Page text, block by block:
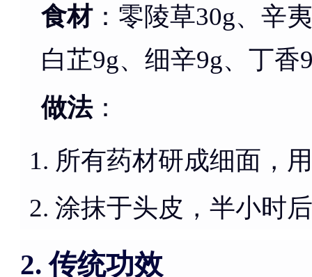
食材：零陵草30g、辛
白芷9g、细辛9g、丁香
做法：
所有药材研成细面，
涂抹于头皮，半小时
2. 传统功效